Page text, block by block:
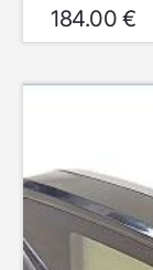
184.00 €